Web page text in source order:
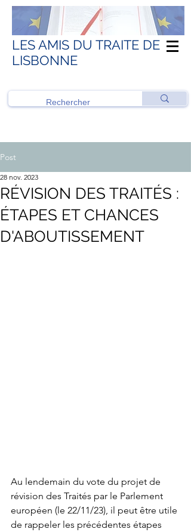
LES AMIS DU TRAITE DE
LISBONNE
Post
RÉVISION DES TRAITÉS :
ÉTAPES ET CHANCES
D'ABOUTISSEMENT
28 nov. 2023
Au lendemain du vote du projet de
révision des Traités par le Parlement
européen (le 22/11/23), il peut être utile
de rappeler les précédentes étapes